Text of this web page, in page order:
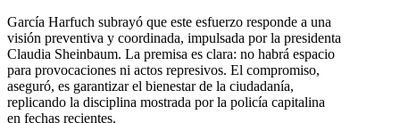
García Harfuch subrayó que este esfuerzo responde a una
visión preventiva y coordinada, impulsada por la presidenta
Claudia Sheinbaum. La premisa es clara: no habrá espacio
para provocaciones ni actos represivos. El compromiso,
aseguró, es garantizar el bienestar de la ciudadanía,
replicando la disciplina mostrada por la policía capitalina
en fechas recientes.